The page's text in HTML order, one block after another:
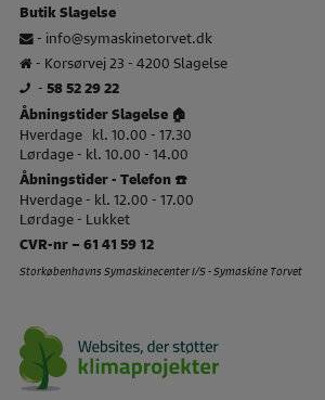
Butik Slagelse
- info@symaskinetorvet.dk
- Korsørvej 23 - 4200 Slagelse
- 58 52 29 22
Åbningstider Slagelse 🏠
Hverdage kl. 10.00 - 17.30
Lørdage - kl. 10.00 - 14.00
Åbningstider - Telefon ☎️
Hverdage - kl. 12.00 - 17.00
Lørdage - Lukket
CVR-nr – 61 41 59 12
Storkøbenhavns Symaskinecenter I/S - Symaskine Torvet